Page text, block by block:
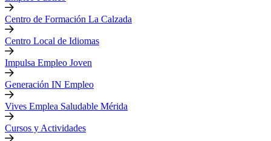
Centro de Formación La Calzada
Centro Local de Idiomas
Impulsa Empleo Joven
Generación IN Empleo
Vives Emplea Saludable Mérida
Cursos y Actividades